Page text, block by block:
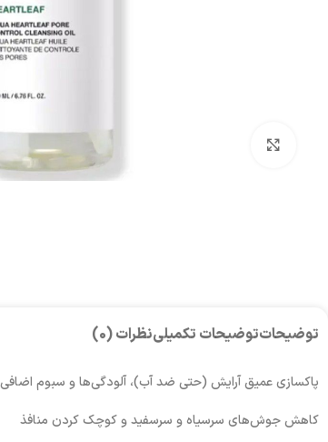
توضیحاتتوضیحات تکمیلینظرات (0)
پاکسازی عمیق آرایش (حتی ضد آب)، آلودگی‌ها و سبوم اضافی
کاهش جوش‌های سرسیاه و سرسفید و کوچک کردن منافذ